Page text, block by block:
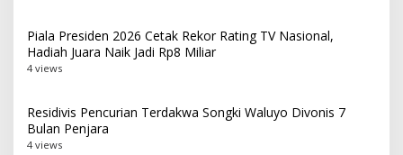
Piala Presiden 2026 Cetak Rekor Rating TV Nasional,
Hadiah Juara Naik Jadi Rp8 Miliar
4 views
Residivis Pencurian Terdakwa Songki Waluyo Divonis 7
Bulan Penjara
4 views